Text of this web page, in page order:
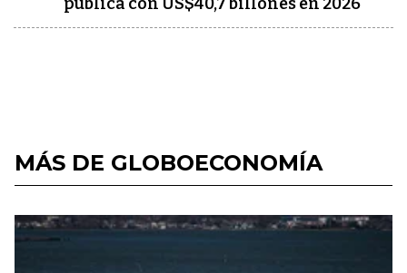
MÁS DE GLOBOECONOMÍA